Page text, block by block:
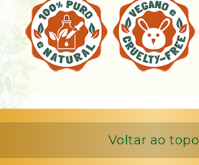
Voltar ao topo